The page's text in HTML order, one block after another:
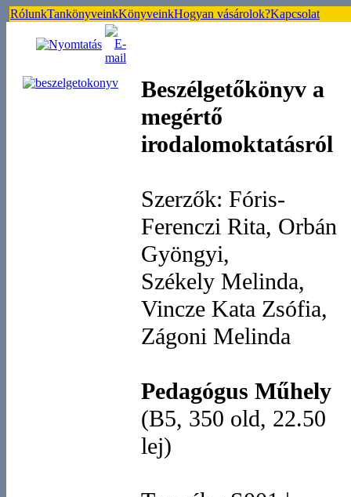
RólunkTankönyveinkKönyveinkHogyan vásárolok?Kapcsolat
Beszélgetőkönyv a
megértő
irodalomoktatásról
Szerzők: Fóris-
Ferenczi Rita, Orbán
Gyöngyi,
Székely Melinda,
Vincze Kata Zsófia,
Zágoni Melinda
Pedagógus Műhely
(B5, 350 old, 22.50
lej)